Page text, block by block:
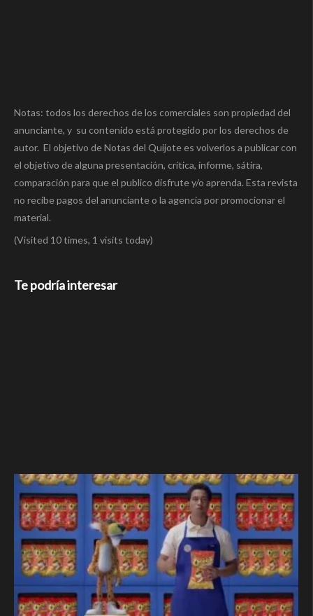
Notas: todos los derechos de los comerciales son propiedad del
anunciante, y su contenido está protegido por los derechos de
autor. El objetivo de Notas del Quijote es volverlos a publicar con
el objetivo de alguna presentación, crítica, informe, sátira,
comparación para que el publico disfrute y/o aprenda. Esta revista
no recibe pagos del anunciante o la agencia por promocionar el
material.
(Visited 10 times, 1 visits today)
Te podría interesar